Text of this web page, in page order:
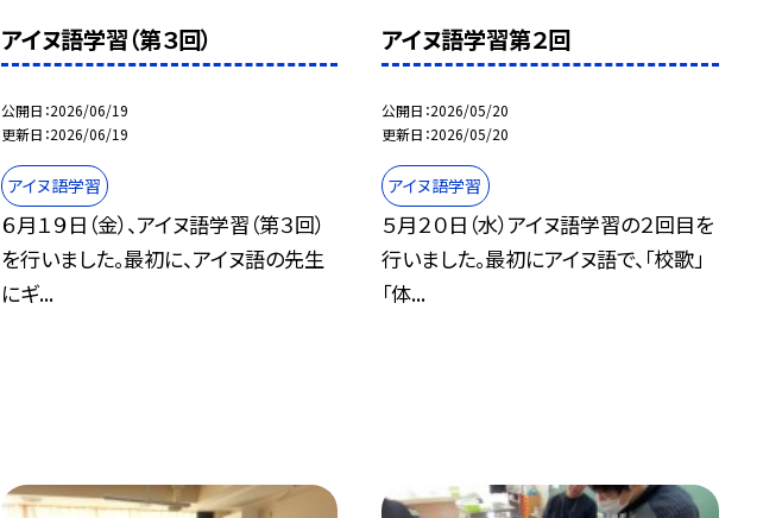
アイヌ語学習（第３回）
公開日 2026/06/19
更新日 2026/06/19
アイヌ語学習
６月１９日（金）、アイヌ語学習（第３回）
を行いました。最初に、アイヌ語の先生
にギ...
アイヌ語学習第２回
公開日 2026/05/20
更新日 2026/05/20
アイヌ語学習
５月２０日（水）アイヌ語学習の２回目を
行いました。最初にアイヌ語で、「校歌」
「体...